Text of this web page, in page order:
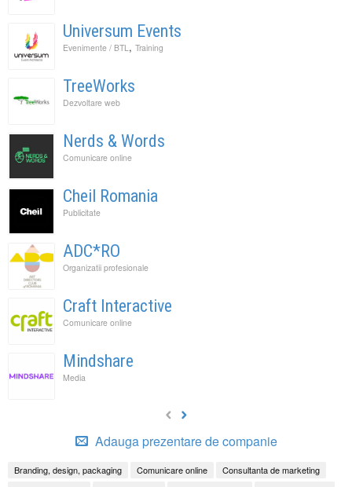
Universum Events
Evenimente / BTL , Training
TreeWorks
Dezvoltare web
Nerds & Words
Comunicare online
Cheil Romania
Publicitate
ADC*RO
Organizatii profesionale
Craft Interactive
Comunicare online
Mindshare
Media
Adauga prezentare de companie
Branding, design, packaging Comunicare online
Consultanta de marketing